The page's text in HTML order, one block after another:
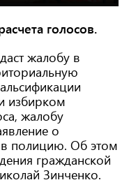
голосов.
жалобу в
избирком
жалобу
о
полицию. Об этом
гражданской
Зинченко.